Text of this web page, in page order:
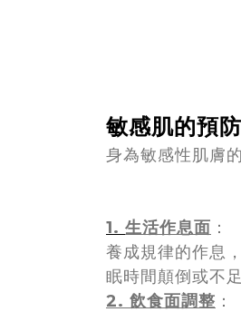
敏感肌的預
身為敏感性肌膚
1. 生活作息面 ：
養成規律的作息
眠時間顛倒或不
2. 飲食面調整 ：